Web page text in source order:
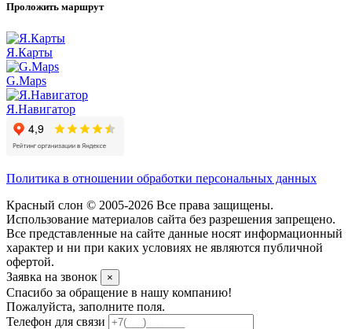
Проложить маршрут
Я.Карты
G.Maps
Я.Навигатор
Политика в отношении обработки персональных данных
Красный слон © 2005-2026 Все права защищены.
Использование материалов сайта без разрешения запрещено.
Все представленные на сайте данные носят информационный
характер и ни при каких условиях не являются публичной
офертой.
Заявка на звонок
×
Спасибо за обращение в нашу компанию!
Пожалуйста, заполните поля.
Телефон для связи